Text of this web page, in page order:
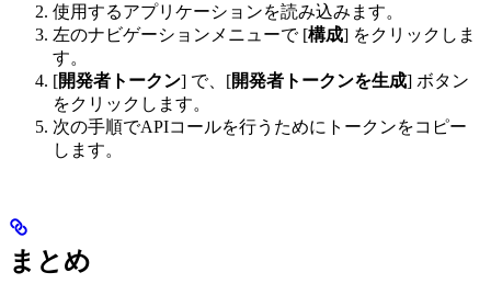
使用するアプリケーションを読み込みます。
左のナビゲーションメニューで [構成] をクリックしま
す。
[開発者トークン] で、[開発者トークンを生成] ボタン
をクリックします。
次の手順でAPIコールを行うためにトークンをコピー
します。
まとめ